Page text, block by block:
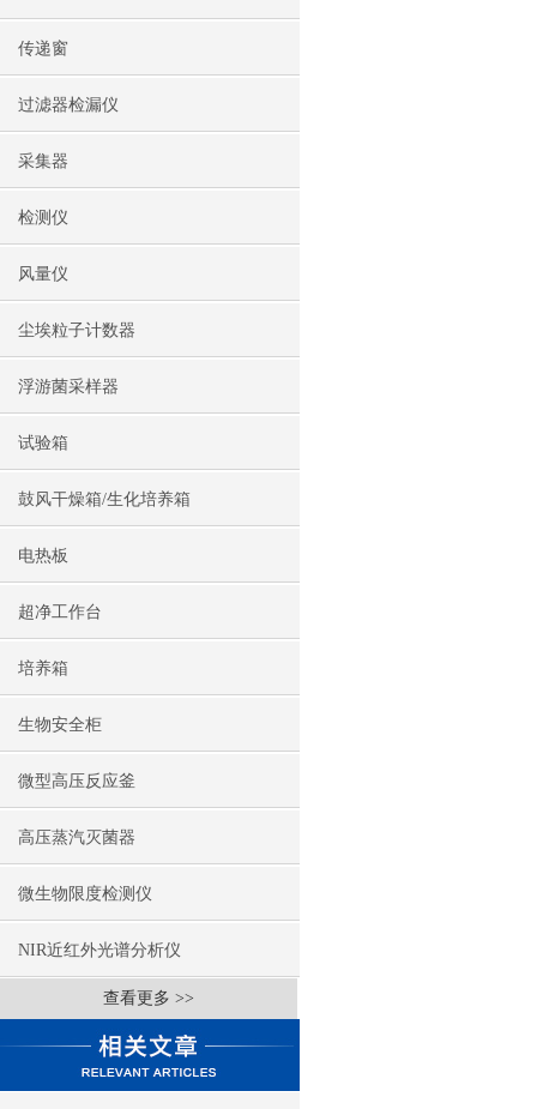
传递窗
过滤器检漏仪
采集器
检测仪
风量仪
尘埃粒子计数器
浮游菌采样器
试验箱
鼓风干燥箱/生化培养箱
电热板
超净工作台
培养箱
生物安全柜
微型高压反应釜
高压蒸汽灭菌器
微生物限度检测仪
NIR近红外光谱分析仪
查看更多 >>